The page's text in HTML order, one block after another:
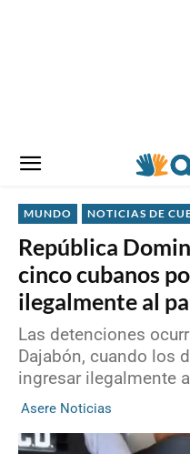
MUNDO NOTICIAS DE
República
cinco cubanos
ilegalmente al
Las detenciones
Dajabón, cuando los
ingresar ilegalmente
Asere Noticias